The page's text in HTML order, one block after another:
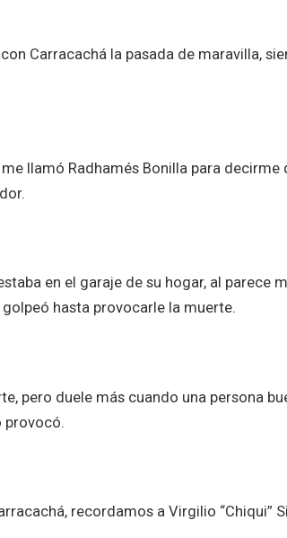
Carracachá la pasada de maravilla,
llamó Radhamés Bonilla para
en el garaje de su hogar, al parece
hasta provocarle la muerte.
pero duele más cuando una persona
provocó.
recordamos a Virgilio “Chiqui”